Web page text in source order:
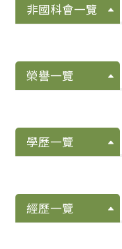
非國科會一覽
榮譽一覽
學歷一覽
經歷一覽